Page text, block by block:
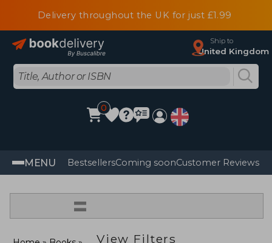
Delivery throughout the UK for just £1.99
Ship to
United Kingdom
0
MENU BestsellersComing soonCustomer Reviews
=
View Filters